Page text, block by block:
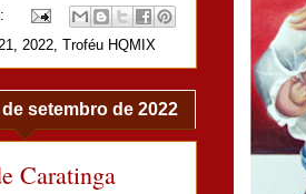
, 2022, Troféu HQMIX
setembro de 2022
Caratinga